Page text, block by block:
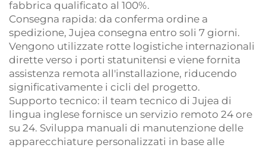
fabbrica qualificato al 100%.
Consegna rapida: da conferma ordine a
spedizione, Jujea consegna entro soli 7 giorni.
Vengono utilizzate rotte logistiche internazionali
dirette verso i porti statunitensi e viene fornita
assistenza remota all'installazione, riducendo
significativamente i cicli del progetto.
Supporto tecnico: il team tecnico di Jujea di
lingua inglese fornisce un servizio remoto 24 ore
su 24. Sviluppa manuali di manutenzione delle
apparecchiature personalizzati in base alle